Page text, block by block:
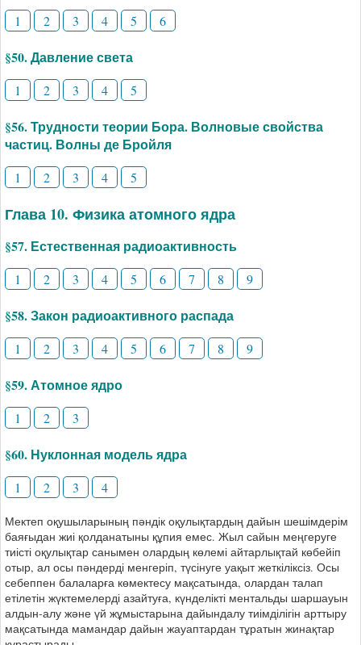
1 2 3 4 5 6
§50. Давление света
1 2 3 4 5
§56. Трудности теории Бора. Волновые свойства
частиц. Волны де Бройля
1 2 3 4 5
Глава 10. Физика атомного ядра
§57. Естественная радиоактивность
1 2 3 4 5 6 7 8 9
§58. Закон радиоактивного распада
1 2 3 4 5 6 7 8 9
§59. Атомное ядро
1 2 3
§60. Нуклонная модель ядра
1 2 3 4
Мектеп оқушыларының пәндік оқулықтардың дайын шешімдерім
баяғыдан жиі қолданатыны құпия емес. Жыл сайын меңгеруге
тиісті оқулықтар санымен олардың көлемі айтарлықтай көбейіп
отыр, ал осы пәндерді менгеріп, түсінуге уақыт жеткіліксіз. Осы
себеппен балаларға көмектесу мақсатында, олардан талап
етілетін жүктемелерді азайтуға, күнделікті ментальды шаршауын
алдын-алу және үй жұмыстарына дайындалу тиімділігін арттыру
мақсатында мамандар дайын жауаптардан тұратын жинақтар